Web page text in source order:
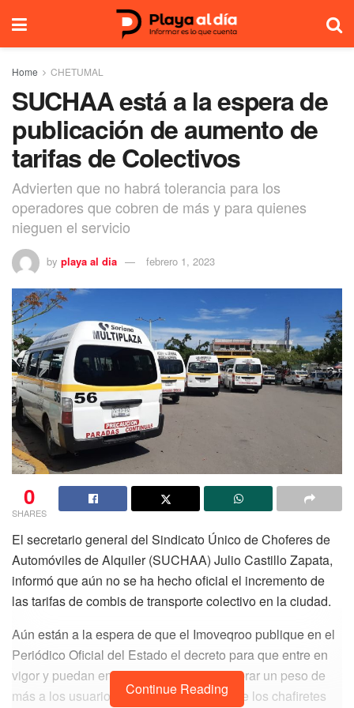
Home CHETUMAL
SUCHAA está a la espera de
publicación de aumento de
tarifas de Colectivos
Advierten que no habrá tolerancia para los
operadores que cobren de más y para quienes
nieguen el servicio
by playa al dia febrero 1, 2023
0
SHARES
El secretario general del Sindicato Único de Choferes de
Automóviles de Alquiler (SUCHAA) Julio Castillo Zapata,
informó que aún no se ha hecho oficial el incremento de
las tarifas de combis de transporte colectivo en la ciudad.
Aún están a la espera de que el Imoveqroo publique en el
Periódico Oficial del Estado el decreto para que entre en
vigor y puedan entonces, comenzar a cobrar un peso de
más a los usuarios, aunque el dirigente de los chafiretes
Continue Reading